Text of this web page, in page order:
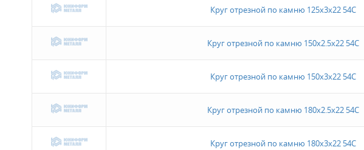
Круг отрезной по камню 125х3х22 54С
Круг отрезной по камню 150х2.5х22 54С
Круг отрезной по камню 150х3х22 54С
Круг отрезной по камню 180х2.5х22 54С
Круг отрезной по камню 180х3х22 54С